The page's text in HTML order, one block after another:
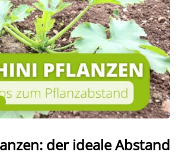
der ideale Abstand